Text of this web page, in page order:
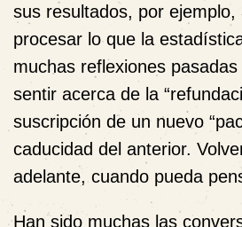
sus resultados, por ejemplo,
procesar lo que la
muchas reflexiones
sentir acerca de la
suscripción de un nuevo
caducidad del anterior.
adelante, cuando pueda
Han sido muchas las